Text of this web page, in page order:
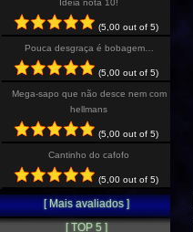
Idéia nota 10!
(5,00 out of 5)
Pouca desgraça é bobagem…
(5,00 out of 5)
Mega-sapo que não desce nem com
hellmans
(5,00 out of 5)
Cantinho do cafofo
(5,00 out of 5)
[ Mais avaliados ]
[ TOP 5 ]